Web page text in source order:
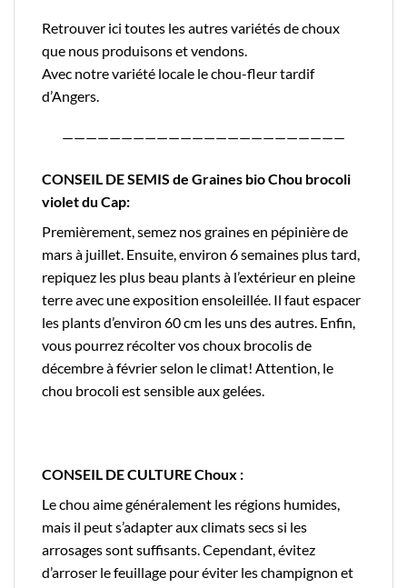
Retrouver ici toutes les autres variétés de choux
que nous produisons et vendons.
Avec notre variété locale lechou-fleur tardif
d’Angers
————————————————————————
CONSEIL DE SEMIS de Graines bio Chou brocoli
violet du Cap:
Premièrement, semez nos graines en pépinière de
mars à juillet. Ensuite, environ 6 semaines plus tard,
repiquez les plus beau plants à l’extérieur en pleine
terre avec une exposition ensoleillée. Il faut espacer
les plants d’environ 60 cm les uns des autres. Enfin,
vous pourrez récolter vos choux brocolis de
décembre à février selon le climat! Attention, le
chou brocoli est sensible aux gelées.
CONSEIL DE CULTURE Choux :
Le chou aime généralement les régions humides,
mais il peut s’adapter aux climats secs si les
arrosages sont suffisants. Cependant, évitez
d’arroser le feuillage pour éviter les champignon et